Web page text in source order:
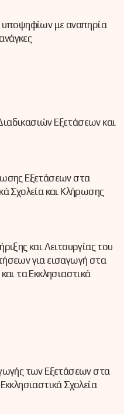
υποψηφίων με αναπηρία
Εξετάσεων και
Εξετάσεων στα
Σχολεία και Κλήρωσης
και Λειτουργίας του
για εισαγωγή στα
τα Εκκλησιαστικά
των Εξετάσεων στα
Σχολεία